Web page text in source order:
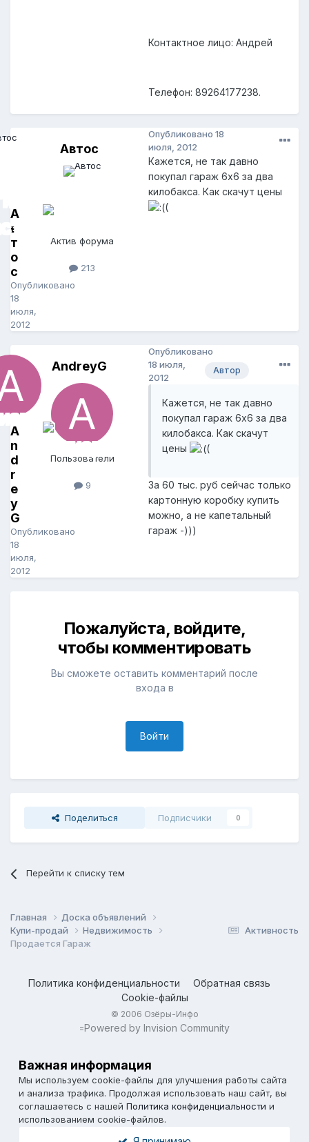
Контактное лицо: Андрей
Телефон: 89264177238.
А
в
т
о
с
Опубликовано
18
июля,
2012
Автос
Актив форума
213
Опубликовано 18
июля, 2012
Кажется, не так давно
покупал гараж 6х6 за два
килобакса. Как скачут цены
(
A
n
d
r
e
y
G
Опубликовано
18
июля,
2012
AndreyG
Пользователи
9
Автор
Опубликовано
18 июля,
2012
Кажется, не так давно
покупал гараж 6х6 за два
килобакса. Как скачут
цены
(
За 60 тыс. руб сейчас только
картонную коробку купить
можно, а не капетальный
гараж -)))
Пожалуйста, войдите,
чтобы комментировать
Вы сможете оставить комментарий после
входа в
Войти
Поделиться Подписчики 0
Перейти к списку тем
Активность
Главная
Доска объявлений
Купи-продай
Недвижимость
Продается Гараж
Политика конфиденциальности
Обратная связь
Cookie-файлы
© 2006 Озёры-Инфо
=Powered by Invision Community
Важная информация
Мы используем cookie-файлы для улучшения работы сайта
и анализа трафика. Продолжая использовать наш сайт, вы
соглашаетесь с нашей Политика конфиденциальности и
использованием cookie-файлов.